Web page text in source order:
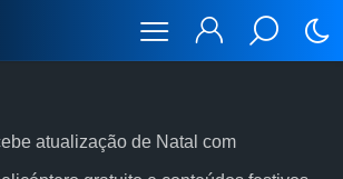
atualização de Natal com